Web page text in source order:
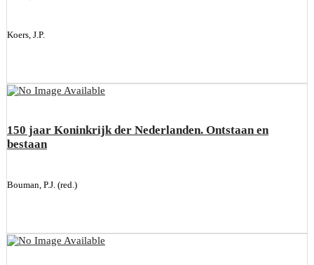
Koers, J.P.
150 jaar Koninkrijk der Nederlanden. Ontstaan en
bestaan
Bouman, P.J. (red.)